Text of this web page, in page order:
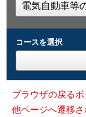
コースを選択
ブラウザの戻るボ
他ページへ遷移